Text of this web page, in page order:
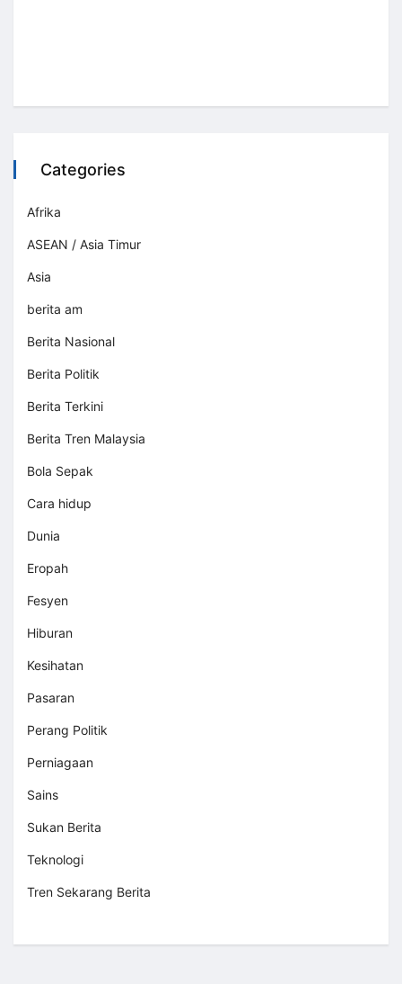
Categories
Afrika
ASEAN / Asia Timur
Asia
berita am
Berita Nasional
Berita Politik
Berita Terkini
Berita Tren Malaysia
Bola Sepak
Cara hidup
Dunia
Eropah
Fesyen
Hiburan
Kesihatan
Pasaran
Perang Politik
Perniagaan
Sains
Sukan Berita
Teknologi
Tren Sekarang Berita